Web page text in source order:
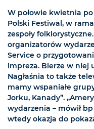
W połowie kwietnia
Polski Festiwal, w
zespoły
organizatorów
Service o
impreza. Bierze w niej
Nagłaśnia to także
mamy wspaniałe
Jorku, Kanady”.
wydarzenia – mówił
wtedy okazja do